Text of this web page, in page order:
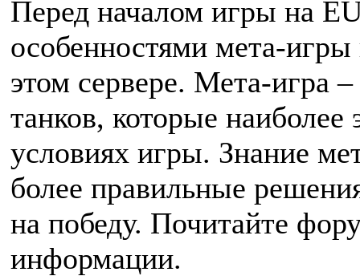
Перед началом игры на
особенностями мета-
этом сервере. Мета-игра
танков, которые
условиях игры. Знание
более правильные
на победу. Почитайте
информации.